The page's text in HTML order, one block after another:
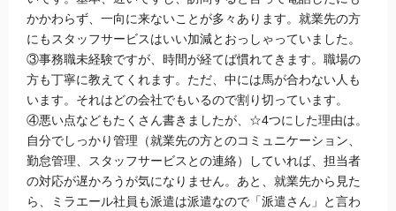
かかわらず、一向に来ないことが多々あります。就業先の方
にもスタッフサービスはいい加減とおっしゃっていました。
③事務職未経験ですが、時間が経てば慣れてきます。職場の
方も丁寧に教えてくれます。ただ、中には馬が合わない人も
います。それはどの会社でもいるので割り切っています。
④悪い点などもたくさん書きましたが、☆4つにした理由は。
自分でしっかり管理（就業先の方とのコミュニケーション、
勤怠管理、スタッフサービスとの連絡）していれば、担当者
の対応が遅かろうが気になりません。あと、就業先から見た
ら、ミラエール社員も派遣は派遣なので「派遣さん」と言わ